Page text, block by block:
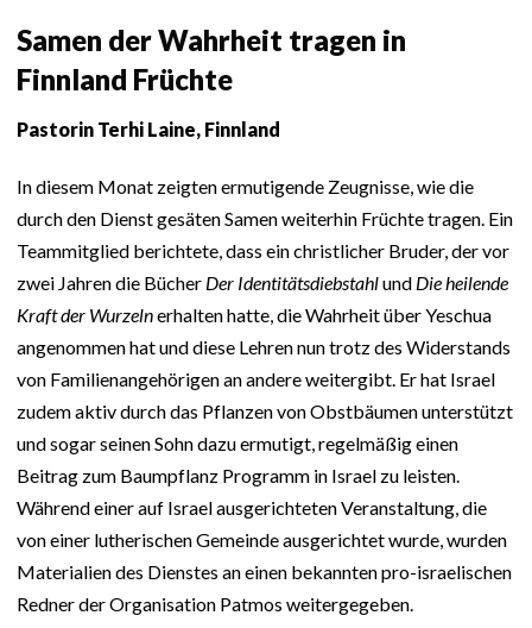
Samen der Wahrheit tragen in
Finnland Früchte
Pastorin Terhi Laine, Finnland
In diesem Monat zeigten ermutigende Zeugnisse, wie die
durch den Dienst gesäten Samen weiterhin Früchte tragen. Ein
Teammitglied berichtete, dass ein christlicher Bruder, der vor
zwei Jahren die Bücher Der Identitätsdiebstahlund Die heilende
Kraft der Wurzelnerhalten hatte, die Wahrheit über Yeschua
angenommen hat und diese Lehren nun trotz des Widerstands
von Familienangehörigen an andere weitergibt. Er hat Israel
zudem aktiv durch das Pflanzen von Obstbäumen unterstützt
und sogar seinen Sohn dazu ermutigt, regelmäßig einen
Beitrag zum Baumpflanz Programm in Israel zu leisten.
Während einer auf Israel ausgerichteten Veranstaltung, die
von einer lutherischen Gemeinde ausgerichtet wurde, wurden
Materialien des Dienstes an einen bekannten pro-israelischen
Redner der Organisation Patmos weitergegeben.